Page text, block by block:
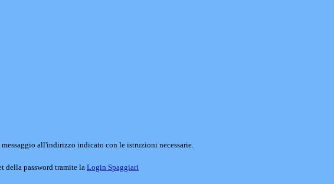
all'indirizzo indicato con le istruzioni necessarie.
della password tramite la Login Spaggiari